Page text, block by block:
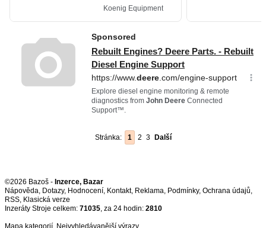
Stránka: 1 2 3 Další
©2026 Bazoš - Inzerce, Bazar
Nápověda, Dotazy, Hodnocení, Kontakt, Reklama, Podmínky, Ochrana údajů,
RSS,
Inzeráty Stroje celkem: 71035, za 24 hodin: 2810
Mapa kategorií Nejvyhledávanější výrazy